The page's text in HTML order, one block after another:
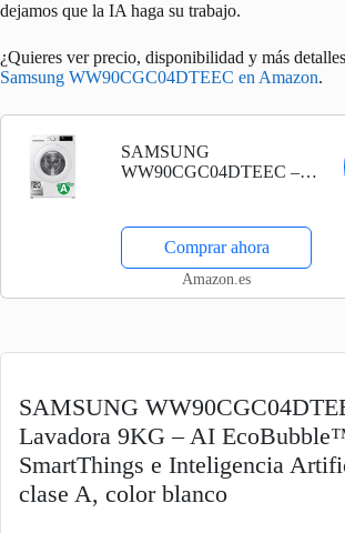
dejamos que la IA haga su trabajo.
¿Quieres ver precio, disponibilidad y más
Samsung WW90CGC04DTEEC en Amazon.
SAMSUNG
WW90CGC04DTEEC –
SmartThings e Inteligencia
Artificial, clase A, color
blanco
Comprar ahora
Amazon.es
SAMSUNG
Lavadora 9KG – AI
SmartThings e Inteligencia
clase A, color blanco